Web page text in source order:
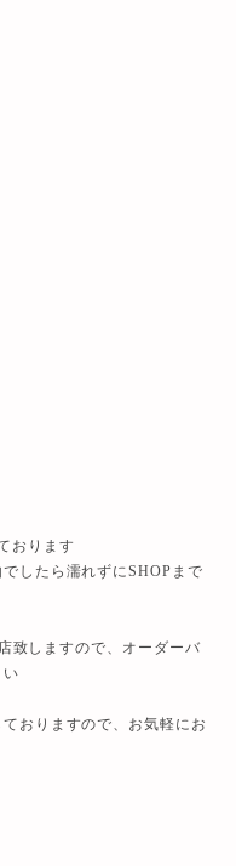
おります
したら濡れずにSHOPまで
致しますので、オーダーバ
い
おりますので、お気軽にお